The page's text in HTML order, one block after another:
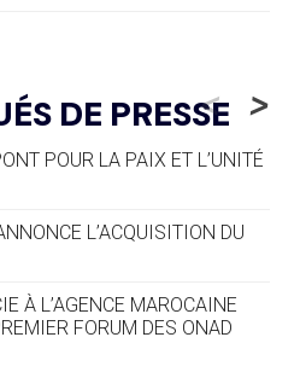
LA LUGE ALPINE
PAS FINI »
À BRISBANE SUR LA
2032
DES ARAVIS
DE PRESSE
<
POUR LA PAIX ET L’UNITÉ
L’ACQUISITION DU
À L’AGENCE MAROCAINE
FORUM DES ONAD
>